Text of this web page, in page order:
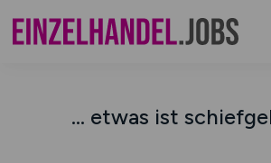
... etwas ist